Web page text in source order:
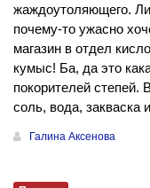
жаждоутоляющего.
почему-то ужасно
магазин в отдел
кумыс! Ба, да это
покорителей степей.
соль, вода, закваска
Галина Аксенова